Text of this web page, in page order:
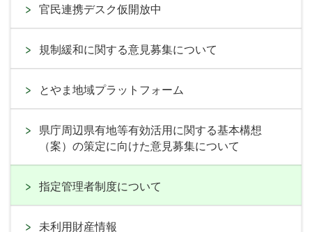
官民連携デスク仮開放中
規制緩和に関する意見募集について
とやま地域プラットフォーム
県庁周辺県有地等有効活用に関する基本構想
（案）の策定に向けた意見募集について
指定管理者制度について
未利用財産情報